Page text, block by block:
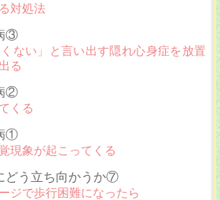
対処法
③
くない」と言い出す隠れ心身症を放置
る
②
くる
①
現象が起こってくる
どう立ち向かうか⑦
ジで歩行困難になったら